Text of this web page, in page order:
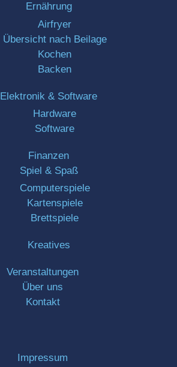
Ernährung
Airfryer
Übersicht nach Beilage
Kochen
Backen
Elektronik & Software
Hardware
Software
Finanzen
Spiel & Spaß
Computerspiele
Kartenspiele
Brettspiele
Kreatives
Veranstaltungen
Über uns
Kontakt
Impressum